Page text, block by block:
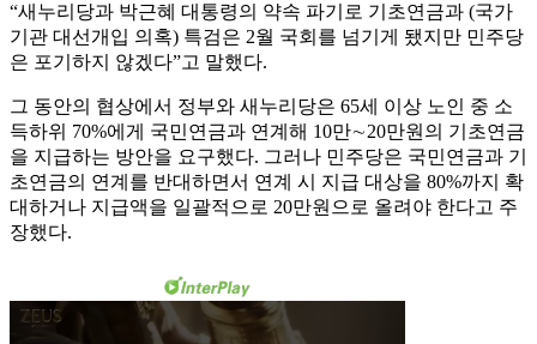
“새누리당과 박근혜 대통령의 약속 파기로 기초연금과 (국가
기관 대선개입 의혹) 특검은 2월 국회를 넘기게 됐지만 민주당
은 포기하지 않겠다”고 말했다.
그 동안의 협상에서 정부와 새누리당은 65세 이상 노인 중 소
득하위 70%에게 국민연금과 연계해 10만∼20만원의 기초연금
을 지급하는 방안을 요구했다. 그러나 민주당은 국민연금과 기
초연금의 연계를 반대하면서 연계 시 지급 대상을 80%까지 확
대하거나 지급액을 일괄적으로 20만원으로 올려야 한다고 주
장했다.